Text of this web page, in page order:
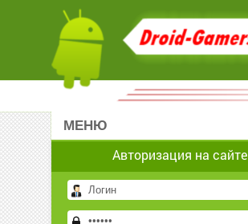
МЕНЮ
Авторизация на сайте